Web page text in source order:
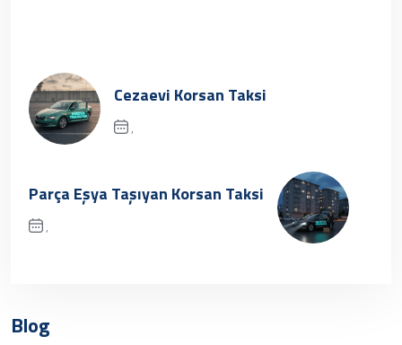
Cezaevi Korsan Taksi
,
Parça Eşya Taşıyan Korsan Taksi
,
Blog